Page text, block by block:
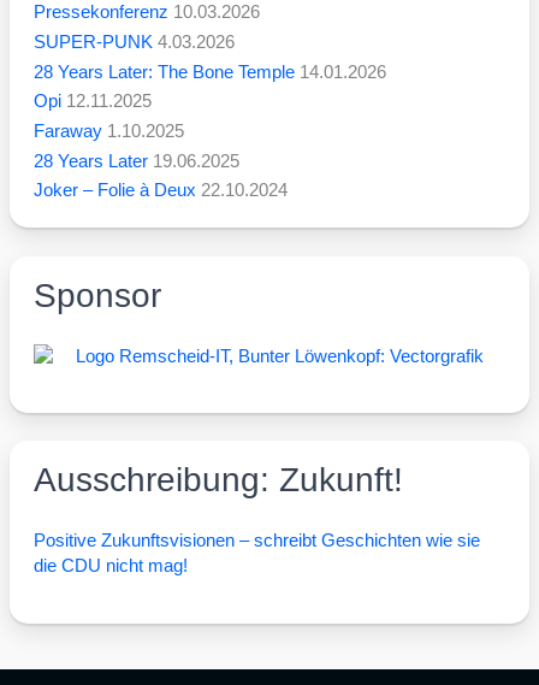
Pressekonferenz 10.03.2026
SUPER-PUNK 4.03.2026
28 Years Later: The Bone Temple 14.01.2026
Opi 12.11.2025
Faraway 1.10.2025
28 Years Later 19.06.2025
Joker – Folie à Deux 22.10.2024
Sponsor
Ausschreibung: Zukunft!
Posi­ti­ve Zukunfts­vi­sio­nen – schreibt Geschich­ten wie sie
die CDU nicht mag!